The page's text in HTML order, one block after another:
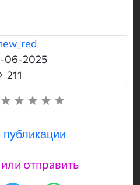
06-2025
211
отправить